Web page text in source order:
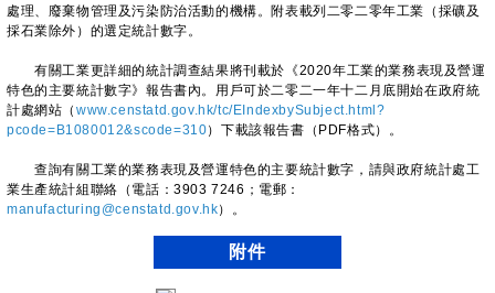
處理、廢棄物管理及污染防治活動的機構。附表載列二零二零年工業（採礦及
採石業除外）的選定統計數字。
有關工業更詳細的統計調查結果將刊載於《2020年工業的業務表現及營運
特色的主要統計數字》報告書內。用戶可於二零二一年十二月底開始在政府統
計處網站（ www.censtatd.gov.hk/tc/EIndexbySubject.html?
pcode=B1080012&scode=310）下載該報告書（PDF格式）。
查詢有關工業的業務表現及營運特色的主要統計數字，請與政府統計處工
業生產統計組聯絡（電話：3903 7246；電郵：
manufacturing@censtatd.gov.hk）。
附件